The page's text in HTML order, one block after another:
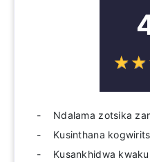
☆☆
★★
Ndalama zotsika
Kusinthana
Kusankhidwa